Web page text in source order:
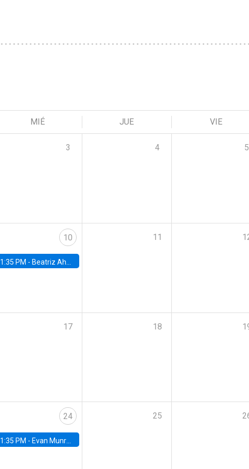
MIÉ JUE VIE
3 4 5
10
1:35 PM - Beatriz Ahumada, PhD candidate, Universidad de Pittsburgh
11
17 18
24
1:35 PM - Evan Munro, Neyman Visiting Assistant Professor in the Department of Statistics at UC Berkeley
25